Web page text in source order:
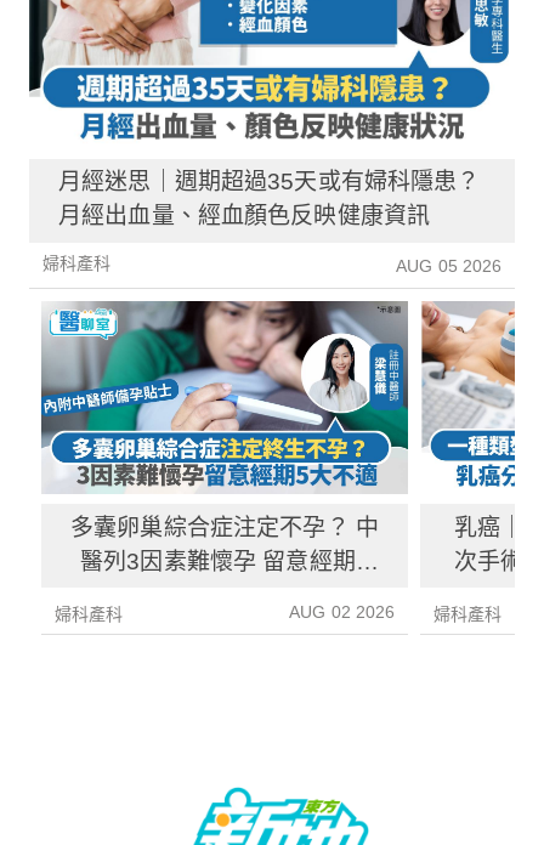
月經迷思｜週期超過35天或有婦科隱患？
月經出血量、經血顏色反映健康資訊
婦科產科 AUG 05 2026
多囊卵巢綜合症注定不孕？ 中
醫列3因素難懷孕 留意經期5
婦科產科 AUG 02 2026
乳癌｜
次手術
婦科產科